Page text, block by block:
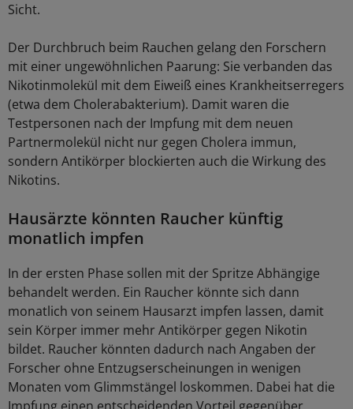
Sicht.
Der Durchbruch beim Rauchen gelang den Forschern
mit einer ungewöhnlichen Paarung: Sie verbanden das
Nikotinmolekül mit dem Eiweiß eines Krankheitserregers
(etwa dem Cholerabakterium). Damit waren die
Testpersonen nach der Impfung mit dem neuen
Partnermolekül nicht nur gegen Cholera immun,
sondern Antikörper blockierten auch die Wirkung des
Nikotins.
Hausärzte könnten Raucher künftig
monatlich impfen
In der ersten Phase sollen mit der Spritze Abhängige
behandelt werden. Ein Raucher könnte sich dann
monatlich von seinem Hausarzt impfen lassen, damit
sein Körper immer mehr Antikörper gegen Nikotin
bildet. Raucher könnten dadurch nach Angaben der
Forscher ohne Entzugserscheinungen in wenigen
Monaten vom Glimmstängel loskommen. Dabei hat die